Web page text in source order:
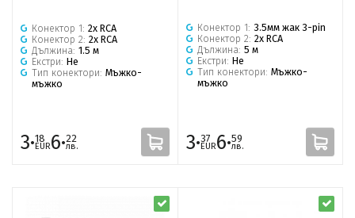
Конектор 1: 2x RCA
Конектор 2: 2x RCA
Дължина: 1.5 м
Екстри: Не
Тип конектори: Мъжко-
мъжко
3·18
EUR6·22
лв.
Конектор 1: 3.5мм жак 3-pin
Конектор 2: 2x RCA
Дължина: 5 м
Екстри: Не
Тип конектори: Мъжко-
мъжко
3·37
EUR6·59
лв.